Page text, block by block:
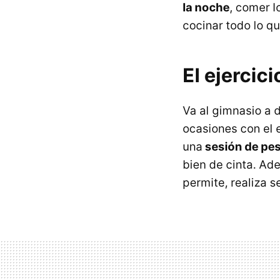
la noche, comer
cocinar todo lo
El
Va al gimnasio a
ocasiones con el
una sesión de
bien de cinta.
permite, realiza